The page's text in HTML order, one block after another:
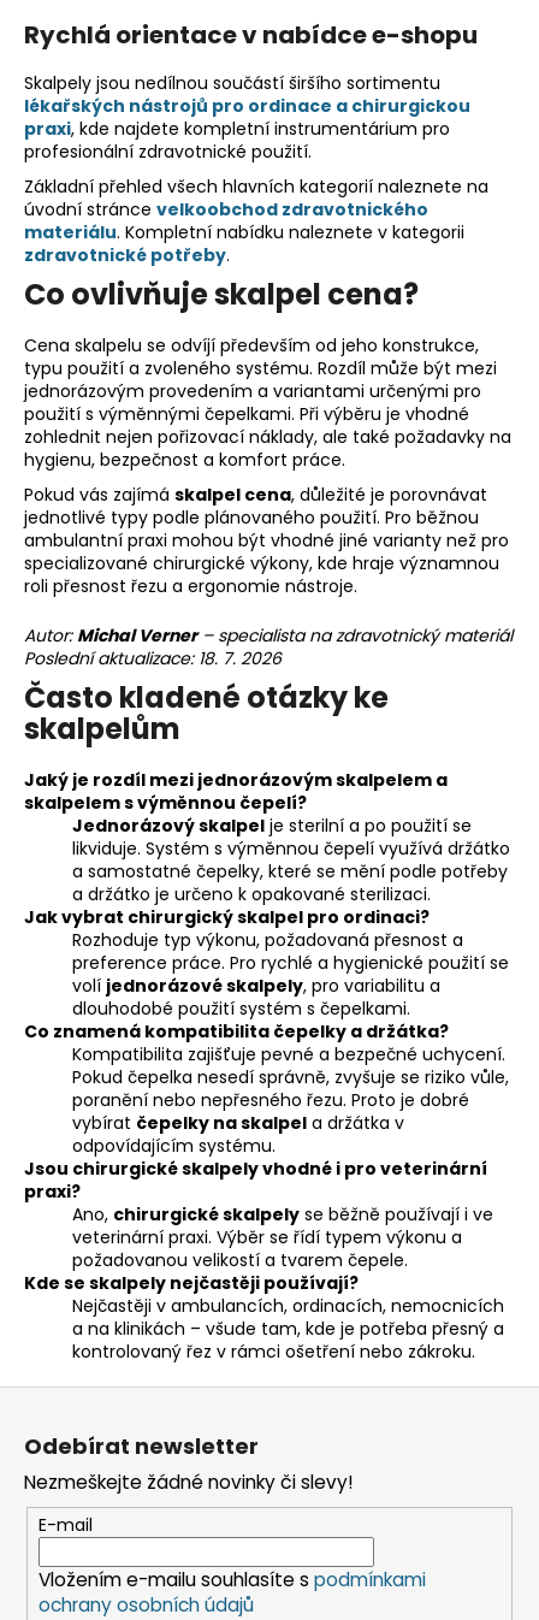
Rychlá orientace v nabídce e-shopu
Skalpely jsou nedílnou součástí širšího sortimentu
lékařských nástrojů pro ordinace a chirurgickou
praxi, kde najdete kompletní instrumentárium pro
profesionální zdravotnické použití.
Základní přehled všech hlavních kategorií naleznete na
úvodní stránce velkoobchod zdravotnického
materiálu. Kompletní nabídku naleznete v kategorii
zdravotnické potřeby.
Co ovlivňuje skalpel cena?
Cena skalpelu se odvíjí především od jeho konstrukce,
typu použití a zvoleného systému. Rozdíl může být mezi
jednorázovým provedením a variantami určenými pro
použití s výměnnými čepelkami. Při výběru je vhodné
zohlednit nejen pořizovací náklady, ale také požadavky na
hygienu, bezpečnost a komfort práce.
Pokud vás zajímá skalpel cena, důležité je porovnávat
jednotlivé typy podle plánovaného použití. Pro běžnou
ambulantní praxi mohou být vhodné jiné varianty než pro
specializované chirurgické výkony, kde hraje významnou
roli přesnost řezu a ergonomie nástroje.
Autor: Michal Verner– specialista na zdravotnický materiál
Poslední aktualizace: 18. 7. 2026
Často kladené otázky ke
skalpelům
Jaký je rozdíl mezi jednorázovým skalpelem a
skalpelem s výměnnou čepelí?
Jednorázový skalpel je sterilní a po použití se
likviduje. Systém s výměnnou čepelí využívá držátko
a samostatné čepelky, které se mění podle potřeby
a držátko je určeno k opakované sterilizaci.
Jak vybrat chirurgický skalpel pro ordinaci?
Rozhoduje typ výkonu, požadovaná přesnost a
preference práce. Pro rychlé a hygienické použití se
volí jednorázové skalpely, pro variabilitu a
dlouhodobé použití systém s čepelkami.
Co znamená kompatibilita čepelky a držátka?
Kompatibilita zajišťuje pevné a bezpečné uchycení.
Pokud čepelka nesedí správně, zvyšuje se riziko vůle,
poranění nebo nepřesného řezu. Proto je dobré
vybírat čepelky na skalpel a držátka v
odpovídajícím systému.
Jsou chirurgické skalpely vhodné i pro veterinární
praxi?
Ano, chirurgické skalpely se běžně používají i ve
veterinární praxi. Výběr se řídí typem výkonu a
požadovanou velikostí a tvarem čepele.
Kde se skalpely nejčastěji používají?
Nejčastěji v ambulancích, ordinacích, nemocnicích
a na klinikách – všude tam, kde je potřeba přesný a
kontrolovaný řez v rámci ošetření nebo zákroku.
Z
Odebírat newsletter
Nezmeškejte žádné novinky či slevy!
E-mail
Vložením e-mailu souhlasíte s podmínkami
ochrany osobních údajů